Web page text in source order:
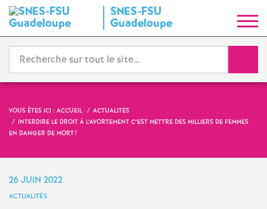
SNES-FSU
Guadeloupe
y
n
d
VOUS ÊTES ICI : ACCUEIL
ACTUALITÉS
INTERDIRE LE DROIT À L’AVORTEMENT C’EST METTRE DES MILLIERS DE FEMMES
EN DANGER DE MORT!
26 JUIN 2022
ACTUALITÉS